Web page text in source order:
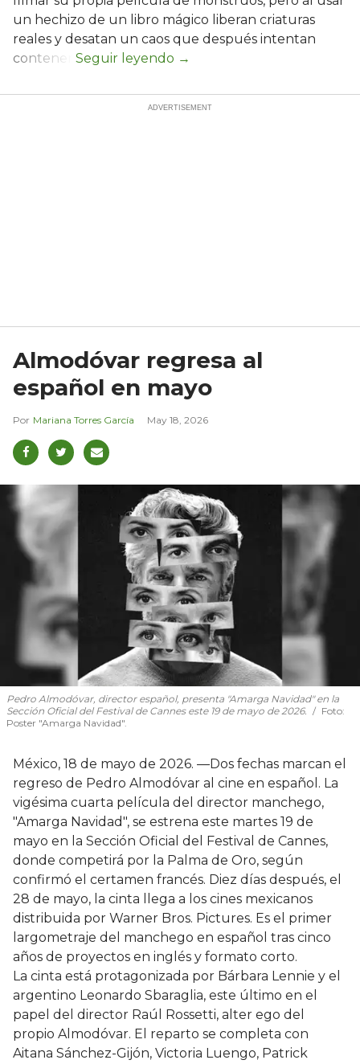
un hechizo de un libro mágico liberan criaturas
reales y desatan un caos que después intentan
contener.
Almodóvar regresa al
español en mayo
Mariana Torres García May 18, 2026
Pedro Almodóvar, director español, presenta "Amarga Navidad" en la
Sección Oficial del Festival de Cannes este 19 de mayo de 2026.
Foto:
Poster "Amarga Navidad".
México, 18 de mayo de 2026. —Dos fechas marcan el
regreso de Pedro Almodóvar al cine en español. La
vigésima cuarta película del director manchego,
"Amarga Navidad", se estrena este martes 19 de
mayo en la Sección Oficial del Festival de Cannes,
donde competirá por la Palma de Oro, según
confirmó el certamen francés. Diez días después, el
28 de mayo, la cinta llega a los cines mexicanos
distribuida por Warner Bros. Pictures. Es el primer
largometraje del manchego en español tras cinco
años de proyectos en inglés y formato corto.
La cinta está protagonizada por Bárbara Lennie y el
argentino Leonardo Sbaraglia, este último en el
papel del director Raúl Rossetti, alter ego del
propio Almodóvar. El reparto se completa con
Aitana Sánchez-Gijón, Victoria Luengo, Patrick